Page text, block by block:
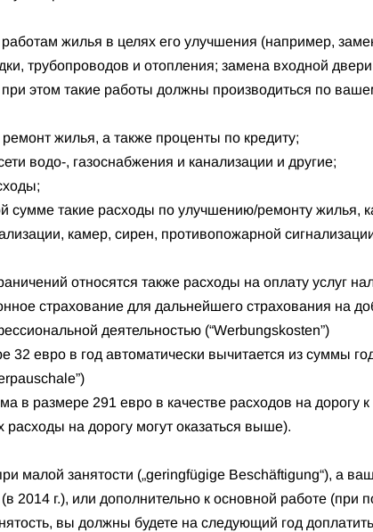
жилья в целях его улучшения (например,
трубопроводов и отопления; замена входной
при этом такие работы должны производиться по
жилья, а также проценты по кредиту;
водо-, газоснабжения и канализации и другие;
сумме такие расходы по улучшению/ремонту жилья,
камер, сирен, противопожарной
относятся также расходы на оплату услуг
страхование для дальнейшего страхования на
деятельностью (“Werbungskosten”)
евро в год автоматически вычитается из суммы
в размере 291 евро в качестве расходов на дорогу
на дорогу могут оказаться выше).
малой занятости („geringfügige Beschäftigung“), а
г.), или дополнительно к основной работе (при
вы должны будете на следующий год